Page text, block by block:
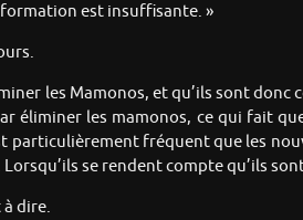
formation est insuffisante. »
les Mamonos, et qu’ils sont
éliminer les mamonos, ce qui fait
particulièrement fréquent que les
se rendent compte qu’ils
dire.